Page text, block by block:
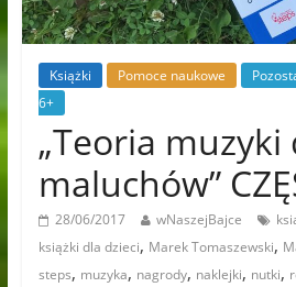
Książki Pomoce naukowe
6+
„Teoria muzyki
maluchów”
28/06/2017 wNaszejBajce
książki dla dzieci, Marek Tomaszewski,
steps, muzyka, nagrody, naklejki, nutki,